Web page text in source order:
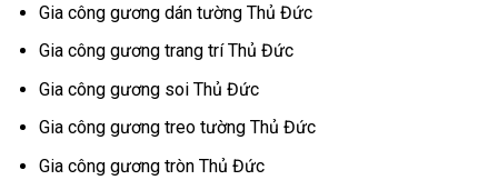
Gia công gương dán tường Thủ Đức
Gia công gương trang trí Thủ Đức
Gia công gương soi Thủ Đức
Gia công gương treo tường Thủ Đức
Gia công gương tròn Thủ Đức